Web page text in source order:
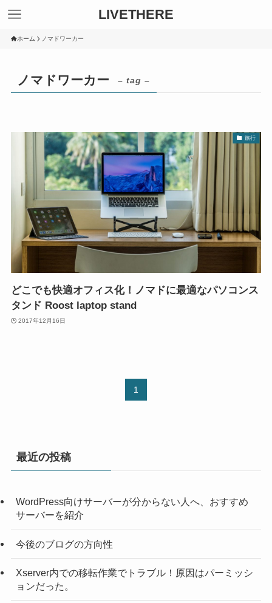
LIVETHERE
ホーム ノマドワーカー
ノマドワーカー – tag –
旅行
どこでも快適オフィス化！ノマドに最適なパソコンス
タンド Roost laptop stand
2017年12月16日
1
最近の投稿
WordPress向けサーバーが分からない人へ、おすすめ
サーバーを紹介
今後のブログの方向性
Xserver内での移転作業でトラブル！原因はパーミッシ
ョンだった。